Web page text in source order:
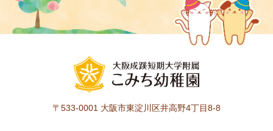
〒533-0001 大阪市東淀川区井高野4丁目8-8